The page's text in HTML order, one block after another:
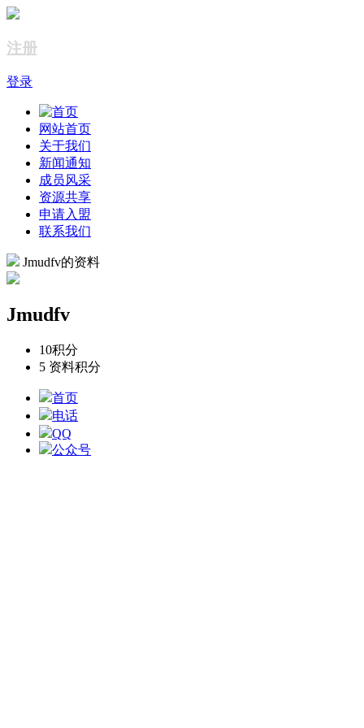
注册
登录
网站首页
关于我们
新闻通知
成员风采
资源共享
申请入盟
联系我们
Jmudfv的资料
Jmudfv
10积分
5 资料积分
首页
电话
QQ
公众号